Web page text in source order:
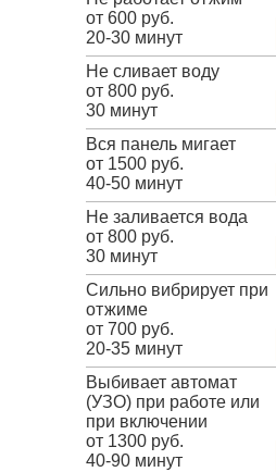
от 600 руб.
20-30 минут
Не сливает воду
от 800 руб.
30 минут
Вся панель мигает
от 1500 руб.
40-50 минут
Не заливается вода
от 800 руб.
30 минут
Сильно вибрирует при
отжиме
от 700 руб.
20-35 минут
Выбивает автомат
(УЗО) при работе или
при включении
от 1300 руб.
40-90 минут